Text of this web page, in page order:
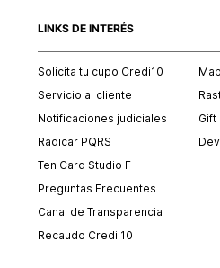
LINKS DE INTERÉS
Solicita tu cupo Credi10
Servicio al cliente
Notificaciones judiciales
Radicar PQRS
Ten Card Studio F
Preguntas Frecuentes
Canal de Transparencia
Recaudo Credi 10
Gift